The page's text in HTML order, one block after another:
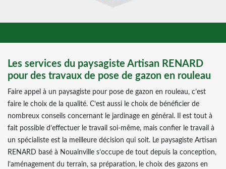
Les services du paysagiste Artisan RENARD
pour des travaux de pose de gazon en rouleau
Faire appel à un paysagiste pour pose de gazon en rouleau, c’est
faire le choix de la qualité. C’est aussi le choix de bénéficier de
nombreux conseils concernant le jardinage en général. Il est tout à
fait possible d’effectuer le travail soi-même, mais confier le travail à
un spécialiste est la meilleure décision qui soit. Le paysagiste Artisan
RENARD basé à Nouainville s’occupe de tout depuis la conception,
l’aménagement du terrain, sa préparation, le choix des gazons en